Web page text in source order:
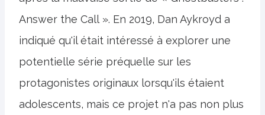
Answer the Call ». En 2019, Dan Aykroyd a
indiqué qu'il était intéressé à explorer une
potentielle série préquelle sur les
protagonistes originaux lorsqu'ils étaient
adolescents, mais ce projet n'a pas non plus